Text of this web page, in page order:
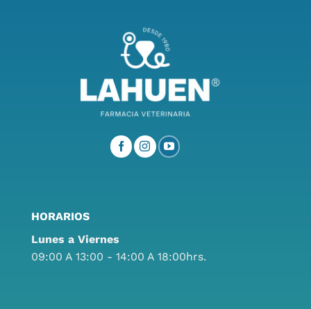
HORARIOS
Lunes a Viernes
09:00 A 13:00 - 14:00 A 18:00hrs.